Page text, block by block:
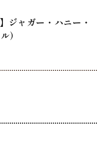
ジャガー・ハニー・
）